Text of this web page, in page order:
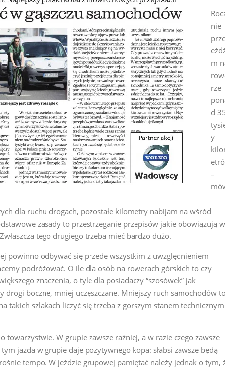
nie
m
rze
d
y
–
dla ruchu drogach, pozostałe kilometry nabijam na wśród
zasady to przestrzeganie przepisów jakie obowiązują w
tego drugiego trzeba mieć bardzo dużo.
powinno odbywać się przede wszystkim z uwzględnieniem
podróżować. O ile dla osób na rowerach górskich to czy
znaczenia, o tyle dla posiadaczy “szosówek” jak
boczne, mniej uczęszczane. Mniejszy ruch samochodów to
takich szlakach liczyć się trzeba z gorszym stanem technicznym
towarzystwie. W grupie zawsze raźniej, a w razie czego zawsze
jazda w grupie daje pozytywnego kopa: słabsi zawsze będą
tempo. W jeździe grupowej pamiętać należy jednak o tym,